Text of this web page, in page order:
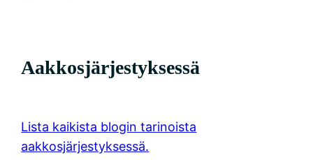
Aakkosjärjestyksessä
Lista kaikista blogin tarinoista
aakkosjärjestyksessä.